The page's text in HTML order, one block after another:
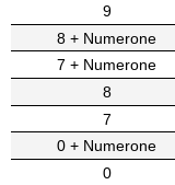
9
8 + Numerone
7 + Numerone
8
7
0 + Numerone
0